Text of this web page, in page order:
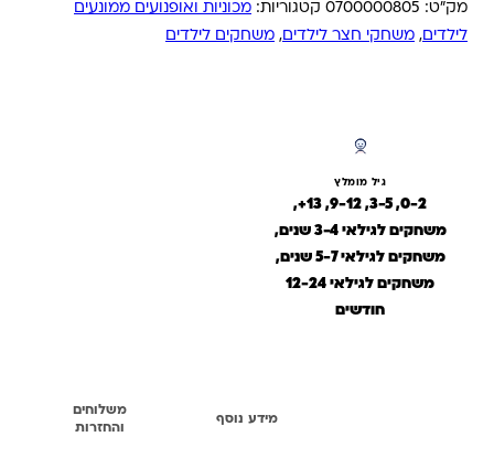
מק"ט:0700000805 קטגוריות:מכוניות ואופנועים ממונעים
לילדים,משחקי חצר לילדים,משחקים לילדים
גיל מומלץ
0-2, 3-5, 9-12, 13+,
משחקים לגילאי 3-4 שנים,
משחקים לגילאי 5-7 שנים,
משחקים לגילאי 12-24
חודשים
מידע נוסף
משלוחים
והחזרות